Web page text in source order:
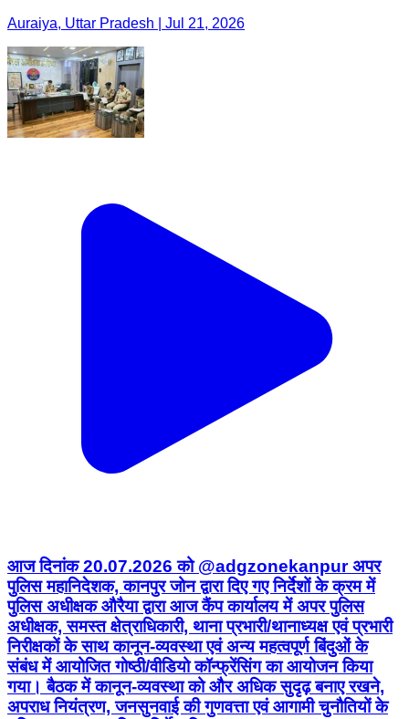
Auraiya, Uttar Pradesh | Jul 21, 2026
आज दिनांक 20.07.2026 को @adgzonekanpur अपर
पुलिस महानिदेशक, कानपुर जोन द्वारा दिए गए निर्देशों के क्रम में
पुलिस अधीक्षक औरैया द्वारा आज कैंप कार्यालय में अपर पुलिस
अधीक्षक, समस्त क्षेत्राधिकारी, थाना प्रभारी/थानाध्यक्ष एवं प्रभारी
निरीक्षकों के साथ कानून-व्यवस्था एवं अन्य महत्वपूर्ण बिंदुओं के
संबंध में आयोजित गोष्ठी/वीडियो कॉन्फ्रेंसिंग का आयोजन किया
गया। बैठक में कानून-व्यवस्था को और अधिक सुदृढ़ बनाए रखने,
अपराध नियंत्रण, जनसुनवाई की गुणवत्ता एवं आगामी चुनौतियों के